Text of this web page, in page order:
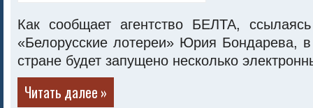
Как сообщает агентство БЕЛТА,
«Белорусские лотереи» Юрия Бондарева,
стране будет запущено несколько
Читать далее »